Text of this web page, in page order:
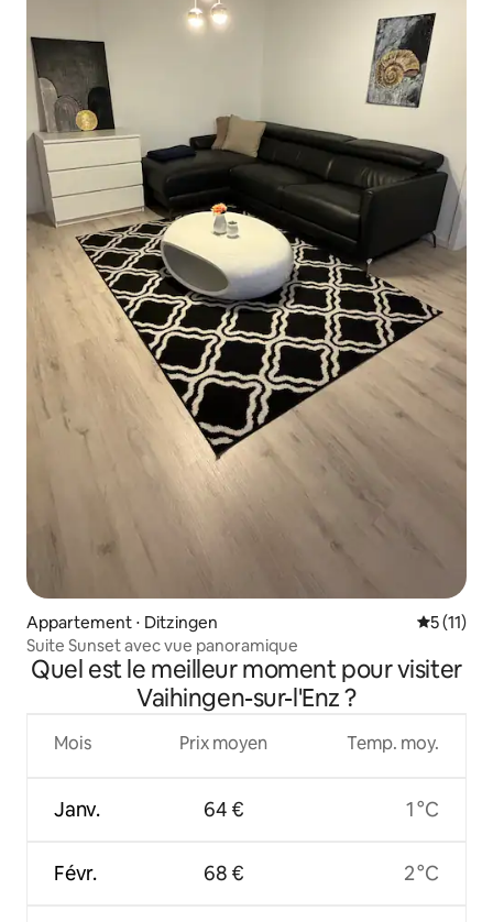
Appartement ⋅ Ditzingen
5 (11)
Suite Sunset avec vue panoramique
Quel est le meilleur moment pour visiter
Vaihingen-sur-l'Enz ?
Mois
Janv.
Févr.
Prix moyen
64 €
68 €
Temp. moy.
1 °C
2 °C